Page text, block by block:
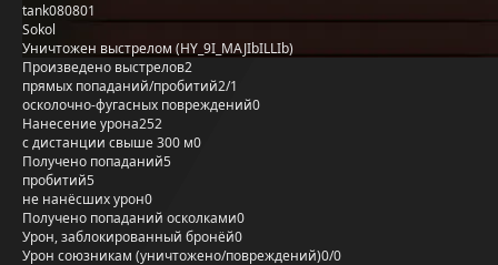
tank080801
Sokol
Уничтожен выстрелом (HY_9I_MAJIbILLIb)
Произведено выстрелов2
прямых попаданий/пробитий2/1
осколочно-фугасных повреждений0
Нанесение урона252
с дистанции свыше 300 м0
Получено попаданий5
пробитий5
не нанёсших урон0
Получено попаданий осколками0
Урон, заблокированный бронёй0
Урон союзникам (уничтожено/повреждений)0/0